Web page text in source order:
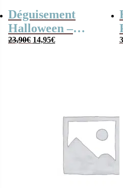
Déguisement
Halloween –
Sorcier – Enfant
23,90€ Le
14,95€Le